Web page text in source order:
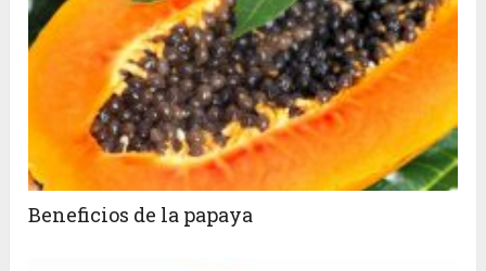
Beneficios de la papaya